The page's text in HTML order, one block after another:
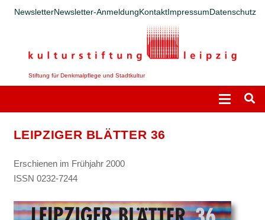
NewsletterNewsletter-AnmeldungKontaktImpressumDatenschutz
Stiftung für Denkmalpflege und Stadtkultur
LEIPZIGER BLÄTTER 36
Erschienen im Frühjahr 2000
ISSN 0232-7244